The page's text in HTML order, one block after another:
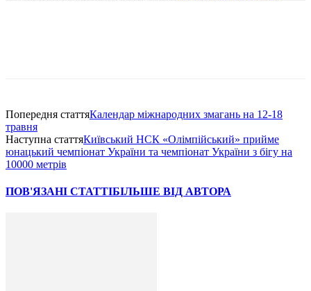
Попередня статтяКалендар міжнародних змагань на 12-18
травня
Наступна статтяКиївський НСК «Олімпійський» прийме
юнацький чемпіонат України та чемпіонат України з бігу на
10000 метрів
ПОВ'ЯЗАНІ СТАТТІБІЛЬШЕ ВІД АВТОРА